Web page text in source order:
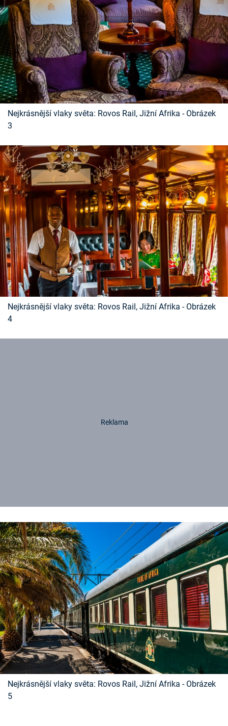
Nejkrásnější vlaky světa: Rovos Rail, Jižní Afrika - Obrázek
3
Nejkrásnější vlaky světa: Rovos Rail, Jižní Afrika - Obrázek
4
Nejkrásnější vlaky světa: Rovos Rail, Jižní Afrika - Obrázek
5